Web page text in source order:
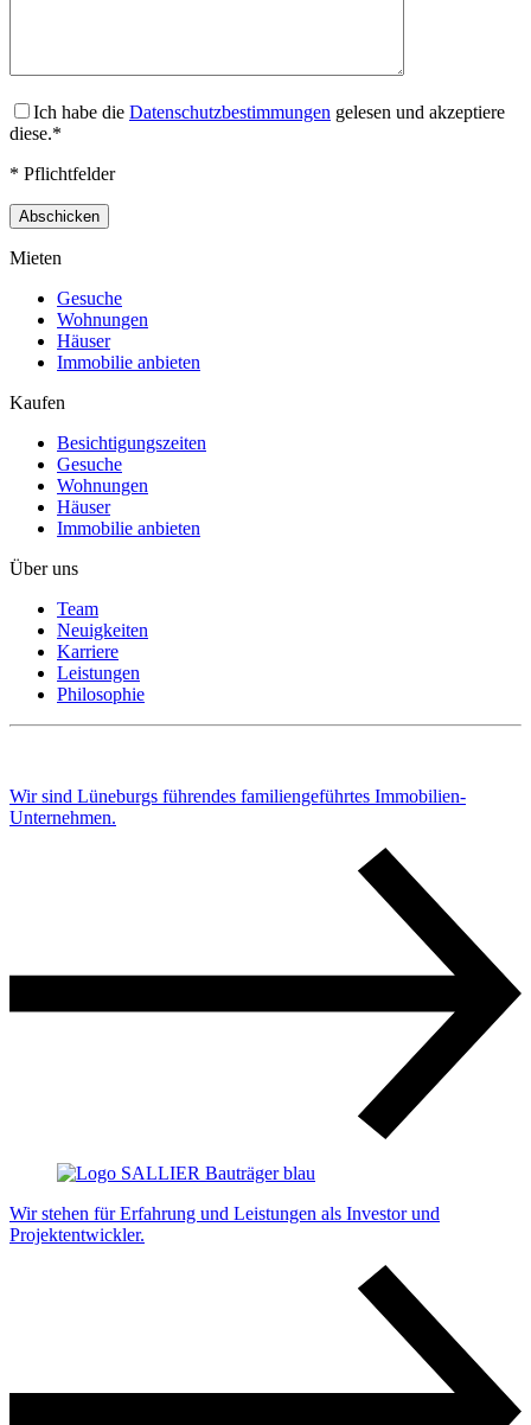
Ich habe die Datenschutzbestimmungen gelesen und akzeptiere
diese.*
* Pflichtfelder
Mieten
Gesuche
Wohnungen
Häuser
Immobilie anbieten
Kaufen
Besichtigungszeiten
Gesuche
Wohnungen
Häuser
Immobilie anbieten
Über uns
Team
Neuigkeiten
Karriere
Leistungen
Philosophie
Wir sind Lüneburgs führendes familiengeführtes Immobilien-
Unternehmen.
Wir stehen für Erfahrung und Leistungen als Investor und
Projektentwickler.